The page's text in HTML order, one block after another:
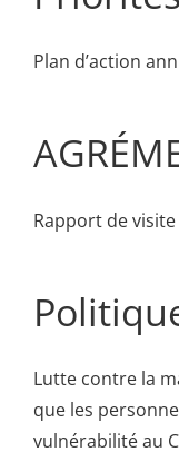
Plan d’action
Rapport de visite
Lutte contre la
que les
vulnérabilité au